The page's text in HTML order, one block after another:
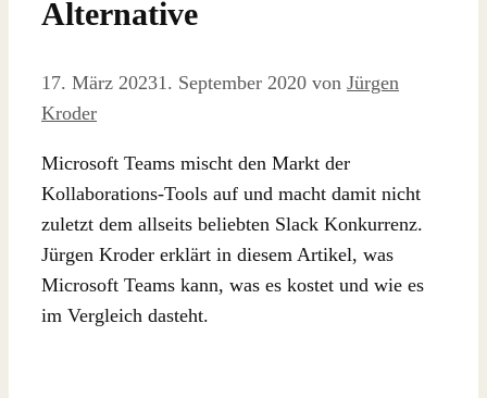
Alternative
17. März 20231. September 2020 von Jürgen
Kroder
Microsoft Teams mischt den Markt der
Kollaborations-Tools auf und macht damit nicht
zuletzt dem allseits beliebten Slack Konkurrenz.
Jürgen Kroder erklärt in diesem Artikel, was
Microsoft Teams kann, was es kostet und wie es
im Vergleich dasteht.